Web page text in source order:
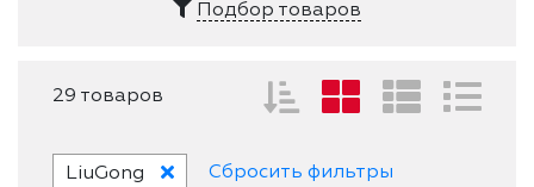
Подбор товаров
29 товаров
LiuGong Сбросить фильтры